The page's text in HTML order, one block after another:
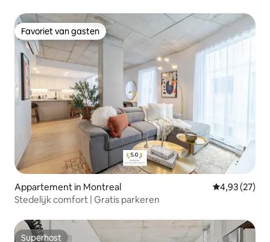
Favoriet van gasten
Favoriet van gasten
Appartement in Montreal Gemiddelde
4,93 (27)
Stedelijk comfort | Gratis parkeren
Superhost